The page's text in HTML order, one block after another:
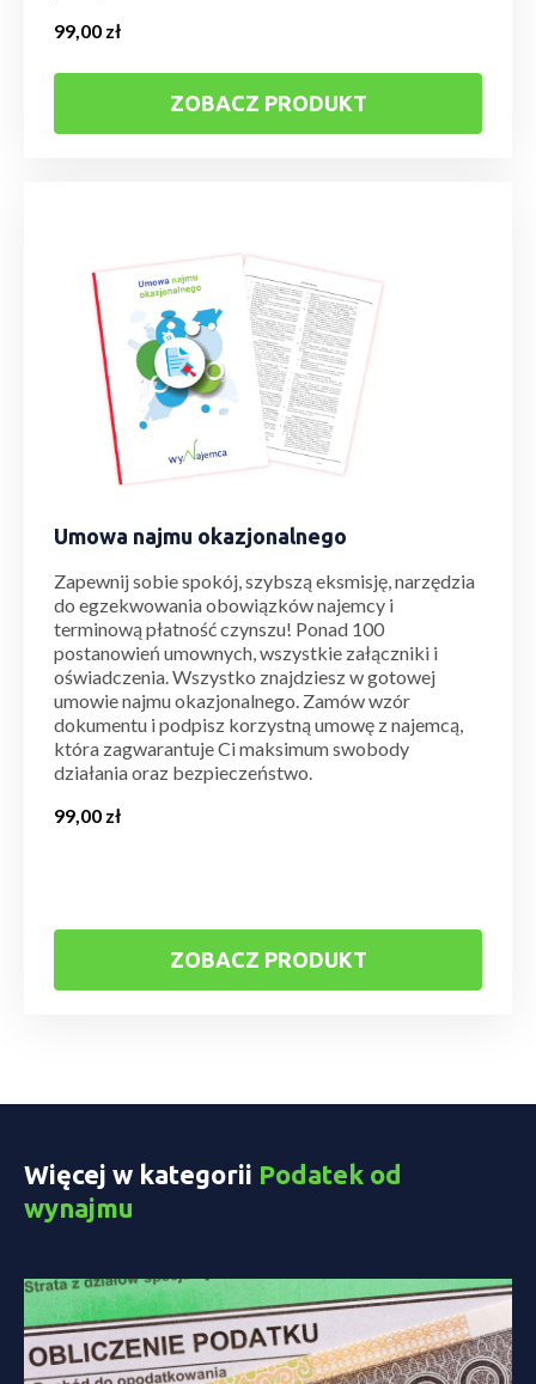
99,00 zł
ZOBACZ PRODUKT
Umowa najmu okazjonalnego
Zapewnij sobie spokój, szybszą eksmisję, narzędzia
do egzekwowania obowiązków najemcy i
terminową płatność czynszu! Ponad 100
postanowień umownych, wszystkie załączniki i
oświadczenia. Wszystko znajdziesz w gotowej
umowie najmu okazjonalnego. Zamów wzór
dokumentu i podpisz korzystną umowę z najemcą,
która zagwarantuje Ci maksimum swobody
działania oraz bezpieczeństwo.
99,00 zł
ZOBACZ PRODUKT
Więcej w kategorii Podatek od
wynajmu